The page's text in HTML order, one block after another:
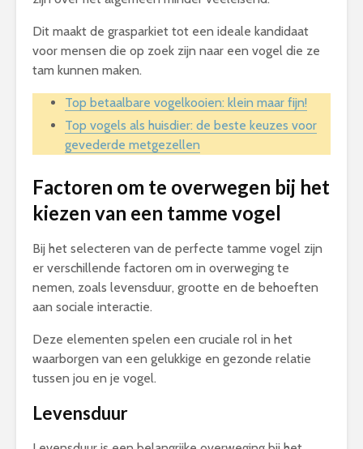
Dit maakt de grasparkiet tot een ideale kandidaat
voor mensen die op zoek zijn naar een vogel die ze
tam kunnen maken.
Top betaalbare vogelkooien: klein maar fijn!
Top vogels als huisdier: de beste keuzes voor
gevederde metgezellen
Factoren om te overwegen bij het
kiezen van een tamme vogel
Bij het selecteren van de perfecte tamme vogel zijn
er verschillende factoren om in overweging te
nemen, zoals levensduur, grootte en de behoeften
aan sociale interactie.
Deze elementen spelen een cruciale rol in het
waarborgen van een gelukkige en gezonde relatie
tussen jou en je vogel.
Levensduur